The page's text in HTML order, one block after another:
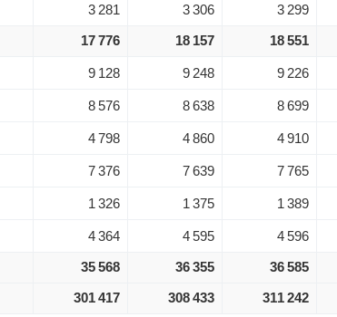
3 281 3 306 3 299
17 776 18 157 18 551
9 128 9 248 9 226
8 576 8 638 8 699
4 798 4 860 4 910
7 376 7 639 7 765
1 326 1 375 1 389
4 364 4 595 4 596
35 568 36 355 36 585
301 417 308 433 311 242